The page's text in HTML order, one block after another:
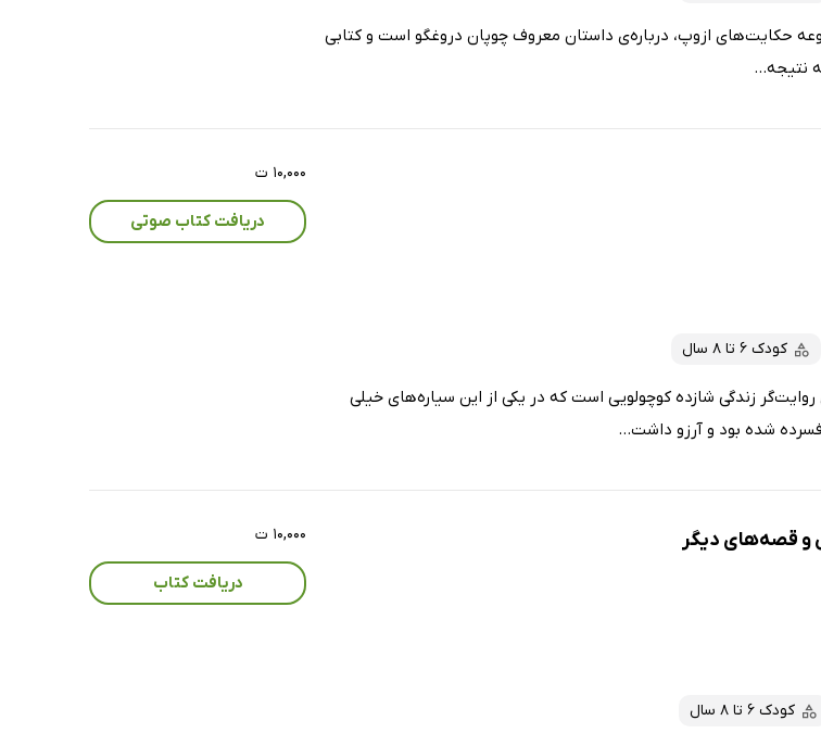
حکایت‌های ازوپ، درباره‌ی داستان معروف چوپان دروغگو است و کتابی
نتیجه...
کودک 6 تا 8 سال
زندگی شازده‌ کوچولویی است که در یکی از این سیاره‌های خیلی
شده بود و آرزو داشت...
۱۰,۰۰۰ ت
دریافت کتاب صوتی
و قصه‌های دیگر
کودک 6 تا 8 سال
۱۰,۰۰۰ ت
دریافت کتاب